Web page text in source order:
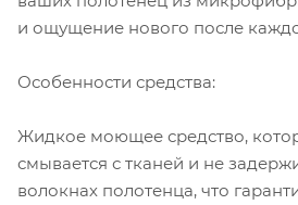
и ощущение нового после
Особенности средства:
Жидкое моющее средство,
смывается с тканей и не
волокнах полотенца, что